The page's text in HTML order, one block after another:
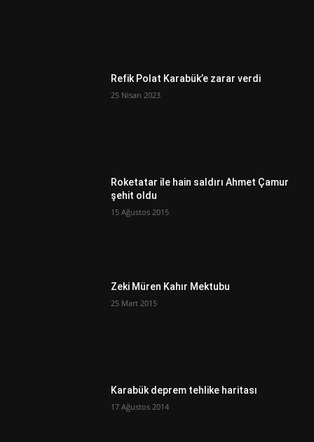
Refik Polat Karabük’e zarar verdi
25 Nisan 2023
Roketatar ile hain saldırı Ahmet Çamur
şehit oldu
15 Ağustos 2015
Zeki Müren Kahır Mektubu
25 Mart 2015
Karabük deprem tehlike haritası
17 Ağustos 2014